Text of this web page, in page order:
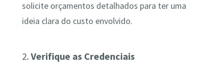
solicite orçamentos detalhados para ter uma
ideia clara do custo envolvido.
2. Verifique as Credenciais